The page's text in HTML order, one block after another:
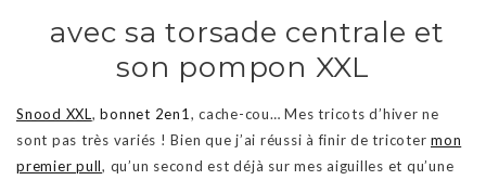
avec sa torsade centrale et
son pompon XXL
Snood XXL,bonnet 2en1 , cache-cou… Mes tricots d’hiver ne
sont pas très variés ! Bien que j’ai réussi à finir de tricoter mon
premier pull, qu’un second est déjà sur mes aiguilles et qu’une